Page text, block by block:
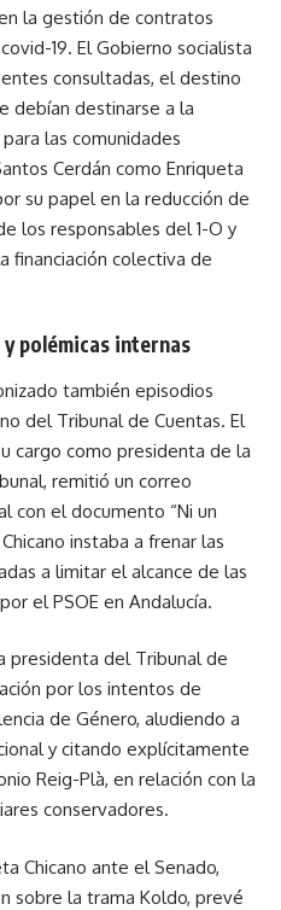
la gestión de contratos
19. El Gobierno socialista
consultadas, el destino
debían destinarse a la
las comunidades
Cerdán como Enriqueta
su papel en la reducción de
los responsables del 1-O y
financiación colectiva de
polémicas internas
también episodios
del Tribunal de Cuentas. El
cargo como presidenta de la
remitió un correo
con el documento “Ni un
instaba a frenar las
a limitar el alcance de las
el PSOE en Andalucía.
presidenta del Tribunal de
por los intentos de
de Género, aludiendo a
y citando explícitamente
Reig-Plà, en relación con la
conservadores.
Chicano ante el Senado,
sobre la trama Koldo, prevé